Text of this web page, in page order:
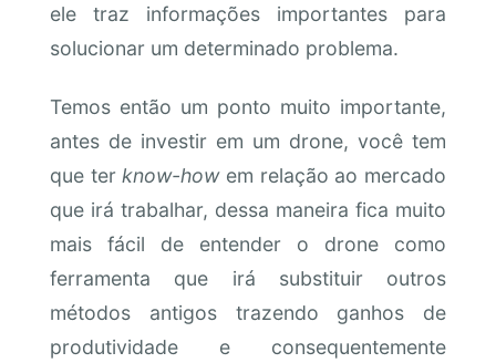
ele traz informações importantes para
solucionar um determinado problema.
Temos então um ponto muito importante,
antes de investir em um drone, você tem
que terknow-howem relação ao mercado
que irá trabalhar, dessa maneira fica muito
mais fácil de entender o drone como
ferramenta que irá substituir outros
métodos antigos trazendo ganhos de
produtividade e consequentemente